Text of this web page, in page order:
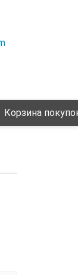
Корзина